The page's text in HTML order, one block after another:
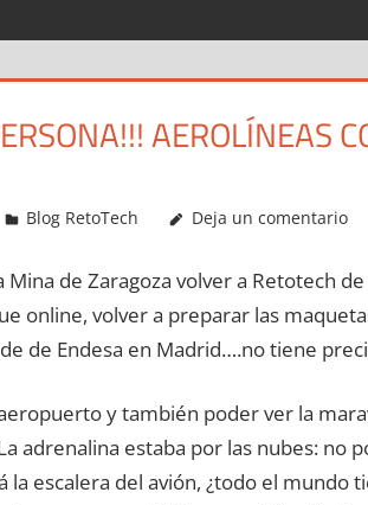
AEROLÍNEAS
Blog RetoTech Deja un comentario
de Zaragoza volver a Retotech
online, volver a preparar las
de Endesa en Madrid….no tiene
y también poder ver la
adrenalina estaba por las nubes: no
escalera del avión, ¿todo el mundo